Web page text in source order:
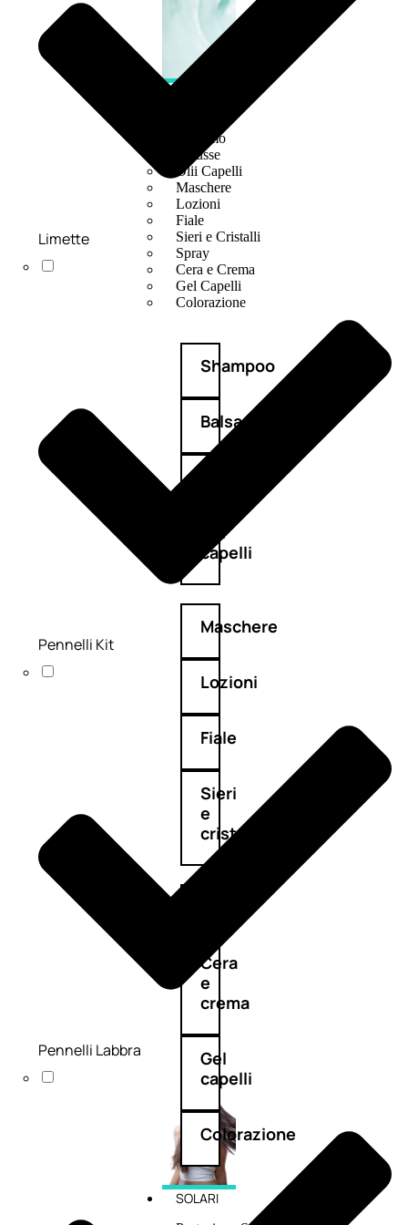
Shampoo
Balsamo
Mousse
Olii Capelli
Maschere
Lozioni
Fiale
Sieri e Cristalli
Spray
Cera e Crema
Gel Capelli
Colorazione
Shampoo
Balsamo
Olii
capelli
Maschere
Lozioni
Fiale
Sieri
e
cristalli
Cera
e
crema
Gel
capelli
Colorazione
SOLARI
Limette
Pennelli Kit
Pennelli Labbra